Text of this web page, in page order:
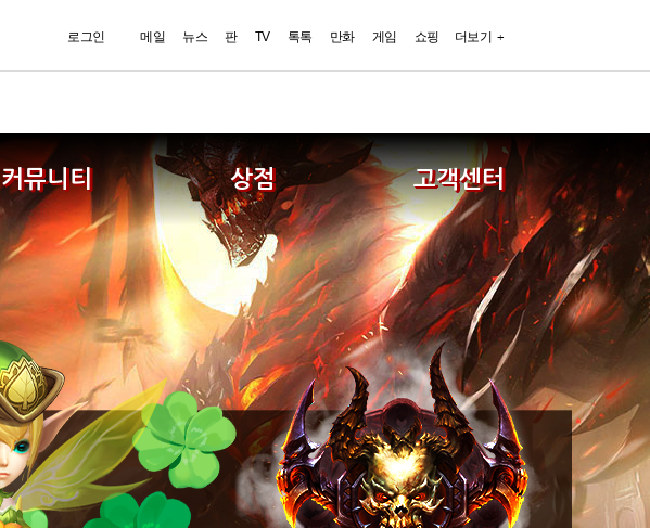
로그인 메일 뉴스 판 TV 톡톡 만화 게임 쇼핑 더보기
커뮤니티 상점 고객센터